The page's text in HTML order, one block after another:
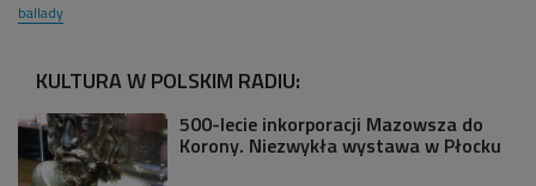
ballady
KULTURA W POLSKIM RADIU:
500-lecie inkorporacji Mazowsza do
Korony. Niezwykła wystawa w Płocku